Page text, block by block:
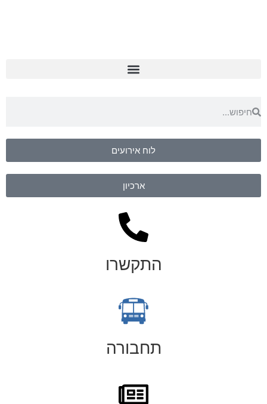
לוח אירועים
ארכיון
התקשרו
תחבורה